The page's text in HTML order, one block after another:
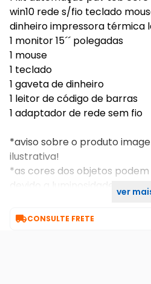
win10 rede s/fio teclado
dinheiro impressora térmica
1 monitor 15´´ polegadas
1 mouse
1 teclado
1 gaveta de dinheiro
1 leitor de código de barras
1 adaptador de rede sem fio
*aviso sobre o produto
ilustrativa!
*as cores dos objetos
devido a luminosidade,ver
CONSULTE FRETE